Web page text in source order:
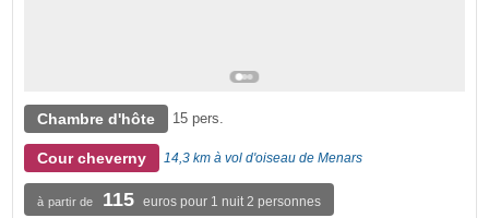
Chambre d'hôte 15 pers.
Cour cheverny 14,3 km à vol d'oiseau de Menars
à partir de 115 euros pour 1 nuit 2 personnes